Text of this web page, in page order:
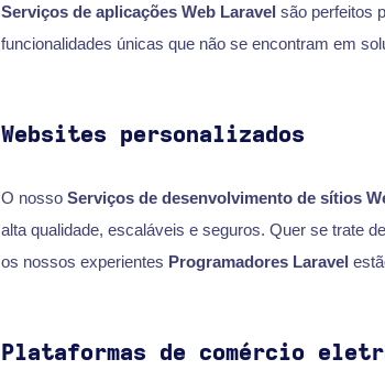
Serviços de aplicações Web Laravel são perfeitos
funcionalidades únicas que não se encontram em
Websites personalizados
O nosso Serviços de desenvolvimento de sítios
alta qualidade, escaláveis e seguros. Quer se trate
os nossos experientes Programadores Laravel
Plataformas de comércio